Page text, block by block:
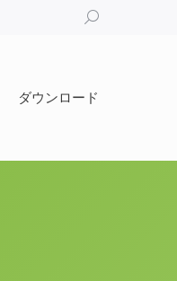
Search:
ダウンロード
ダウンロード